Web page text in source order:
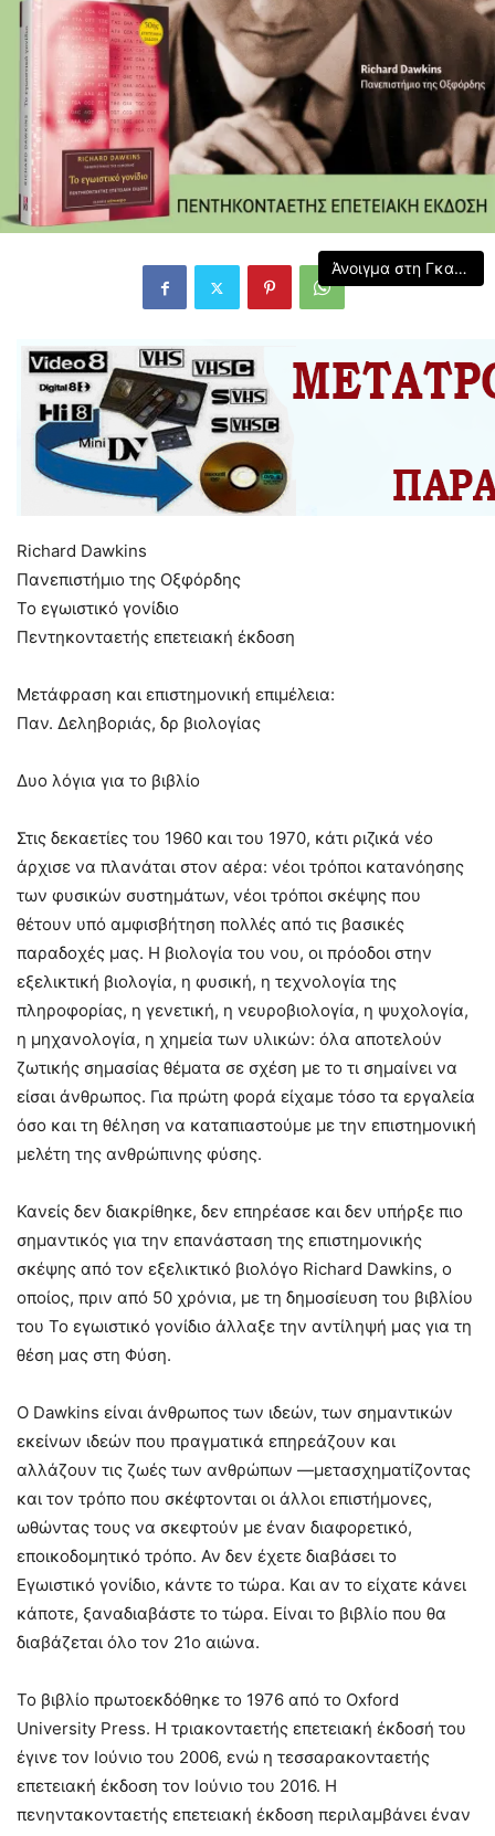
Άνοιγμα στη Γκαλερί
Richard Dawkins
Πανεπιστήμιο της Οξφόρδης
Το εγωιστικό γονίδιο
Πεντηκονταετής επετειακή έκδοση
Μετάφραση και επιστημονική επιμέλεια:
Παν. Δεληβοριάς, δρ βιολογίας
Δυο λόγια για το βιβλίο
Στις δεκαετίες του 1960 και του 1970, κάτι ριζικά νέο
άρχισε να πλανάται στον αέρα: νέοι τρόποι κατανόησης
των φυσικών συστημάτων, νέοι τρόποι σκέψης που
θέτουν υπό αμφισβήτηση πολλές από τις βασικές
παραδοχές μας. Η βιολογία του νου, οι πρόοδοι στην
εξελικτική βιολογία, η φυσική, η τεχνολογία της
πληροφορίας, η γενετική, η νευροβιολογία, η ψυχολογία,
η μηχανολογία, η χημεία των υλικών: όλα αποτελούν
ζωτικής σημασίας θέματα σε σχέση με το τι σημαίνει να
είσαι άνθρωπος. Για πρώτη φορά είχαμε τόσο τα εργαλεία
όσο και τη θέληση να καταπιαστούμε με την επιστημονική
μελέτη της ανθρώπινης φύσης.
Κανείς δεν διακρίθηκε, δεν επηρέασε και δεν υπήρξε πιο
σημαντικός για την επανάσταση της επιστημονικής
σκέψης από τον εξελικτικό βιολόγο Richard Dawkins, ο
οποίος, πριν από 50 χρόνια, με τη δημοσίευση του βιβλίου
του Το εγωιστικό γονίδιο άλλαξε την αντίληψή μας για τη
θέση μας στη Φύση.
Ο Dawkins είναι άνθρωπος των ιδεών, των σημαντικών
εκείνων ιδεών που πραγματικά επηρεάζουν και
αλλάζουν τις ζωές των ανθρώπων —μετασχηματίζοντας
και τον τρόπο που σκέφτονται οι άλλοι επιστήμονες,
ωθώντας τους να σκεφτούν με έναν διαφορετικό,
εποικοδομητικό τρόπο. Αν δεν έχετε διαβάσει το
Εγωιστικό γονίδιο, κάντε το τώρα. Και αν το είχατε κάνει
κάποτε, ξαναδιαβάστε το τώρα. Είναι το βιβλίο που θα
διαβάζεται όλο τον 21ο αιώνα.
Το βιβλίο πρωτοεκδόθηκε το 1976 από το Oxford
University Press. Η τριακονταετής επετειακή έκδοσή του
έγινε τον Ιούνιο του 2006, ενώ η τεσσαρακονταετής
επετειακή έκδοση τον Ιούνιο του 2016. Η
πενηντακονταετής επετειακή έκδοση περιλαμβάνει έναν